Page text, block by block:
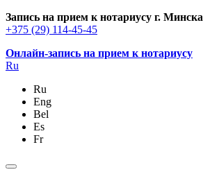
Запись на прием к нотариусу г. Минска
+375 (29) 114-45-45
Онлайн-запись на прием к нотариусу
Ru
Ru
Eng
Bel
Es
Fr